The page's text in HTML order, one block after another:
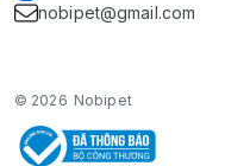
nobipet@gmail.com
© 2026 Nobipet